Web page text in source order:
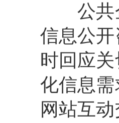
公共企
信息公
时回应
化信息
网站互